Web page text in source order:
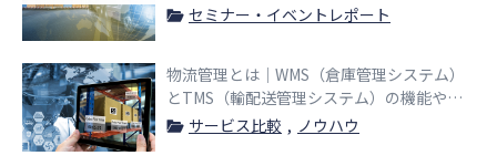
セミナー・イベントレポート
物流管理とは｜WMS（倉庫管理システム）
とTMS（輸配送管理システム）の機能や選
び方のポイントを説明！
サービス比較 ノウハウ